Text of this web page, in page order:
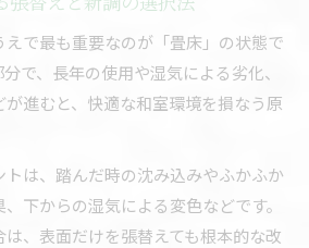
で最も重要なのが「畳床」の状態で
で、長年の使用や湿気による劣化、
進むと、快適な和室環境を損なう原
は、踏んだ時の沈み込みやふかふか
下からの湿気による変色などです。
、表面だけを張替えても根本的な改